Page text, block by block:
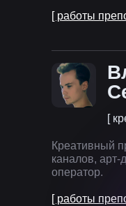
[ работы
[
Креативный
каналов, арт-
оператор.
[ работы